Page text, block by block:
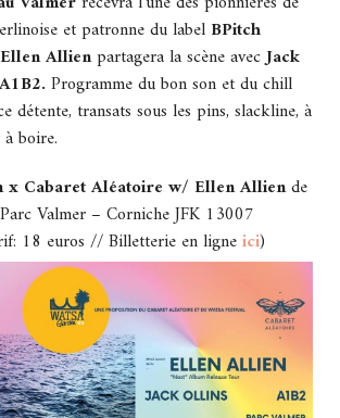
et patronne du label BPitch
Allienpartagera la scène avecJack
A1B2. Programme du bon son et du chill
détente, transats sous les pins, slackline, à
boire.
x Cabaret Aléatoire w/ Ellen Alliende
Valmer – Corniche JFK 13007
18 euros // Billetterie en ligneici)